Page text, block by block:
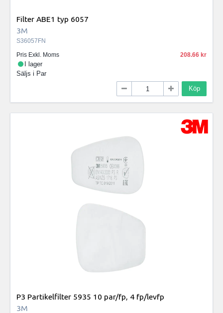
Filter ABE1 typ 6057
3M
S36057FN
Pris Exkl. Moms
208.66
I lager
Säljs i Par
Köp
P3 Partikelfilter 5935 10 par/fp, 4 fp/levfp
3M